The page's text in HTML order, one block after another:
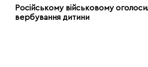
Російському військовому
вербування дитини